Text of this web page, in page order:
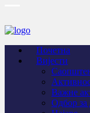
Почетна
Вијести
Важне
Одбор за